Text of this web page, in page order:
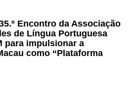
Encontro da Associação
de Língua Portuguesa
para impulsionar a
como “Plataforma